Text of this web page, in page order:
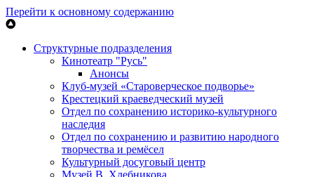
Перейти к основному содержанию
Структурные подразделения
Кинотеатр "Русь"
Анонсы
Клуб-музей «Староверческое подворье»
Крестецкий краеведческий музей
Отдел по сохранению историко-культурного
наследия
Отдел по сохранению и развитию народного
творчества и ремёсел
Культурный досуговый центр
Музей В. Хлебникова